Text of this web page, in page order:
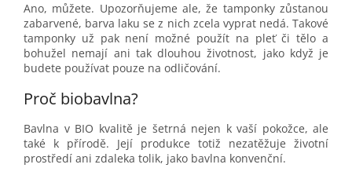
Ano, můžete. Upozorňujeme ale, že tamponky zůstanou
zabarvené, barva laku se z nich zcela vyprat nedá. Takové
tamponky už pak není možné použít na pleť či tělo a
bohužel nemají ani tak dlouhou životnost, jako když je
budete používat pouze na odličování.
Proč biobavlna?
Bavlna v BIO kvalitě je šetrná nejen k vaší pokožce, ale
také k přírodě. Její produkce totiž nezatěžuje životní
prostředí ani zdaleka tolik, jako bavlna konvenční.